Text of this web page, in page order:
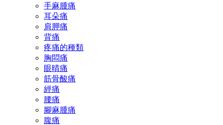
手麻腫痛
耳朵痛
肩胛痛
背痛
疼痛的種類
胸悶痛
眼晴痛
筋骨酸痛
經痛
腰痛
腳麻腫痛
腹痛